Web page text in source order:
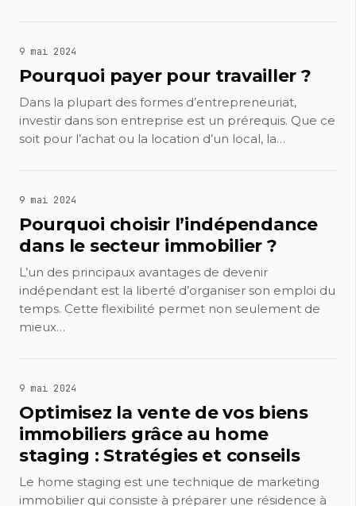
9 mai 2024
Pourquoi payer pour travailler ?
Dans la plupart des formes d’entrepreneuriat,
investir dans son entreprise est un prérequis. Que ce
soit pour l’achat ou la location d’un local, la…
9 mai 2024
Pourquoi choisir l’indépendance
dans le secteur immobilier ?
L’un des principaux avantages de devenir
indépendant est la liberté d’organiser son emploi du
temps. Cette flexibilité permet non seulement de
mieux…
9 mai 2024
Optimisez la vente de vos biens
immobiliers grâce au home
staging : Stratégies et conseils
Le home staging est une technique de marketing
immobilier qui consiste à préparer une résidence à